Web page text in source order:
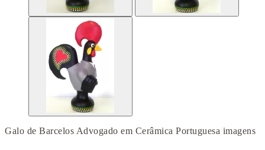
Galo de Barcelos Advogado em Cerâmica Portuguesa imagens